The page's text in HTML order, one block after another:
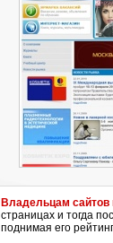
Владельцам сайтов
страницах и тогда
поднимая его